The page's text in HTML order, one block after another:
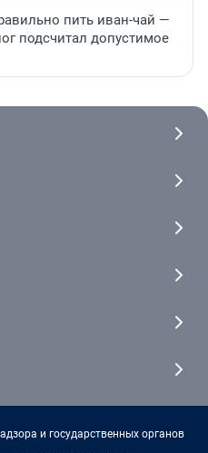
пить иван-чай —
подсчитал допустимое
и государственных органов